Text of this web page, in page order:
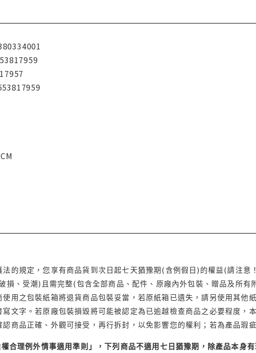
法的規定，您享有商品貨到次日起七天猶豫期(含例假日)的權益(請注
損、受潮)且需完整(包含全部商品、配件、原廠內外包裝、贈品及所有
使用之包裝紙箱將退貨商品包裝妥當，若原紙箱已遺失，請另使用其他
寫文字。若原廠包裝損毀將可能被認定為已逾越檢查商品之必要程度
商品正確、外觀可接受，再行拆封，以免影響您的權利；若為產品瑕
合理例外情事適用準則」，下列商品不適用七日猶豫期，除產品本身